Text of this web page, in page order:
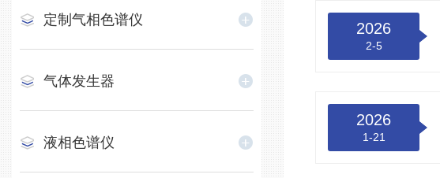
定制气相色谱仪
气体发生器
液相色谱仪
2026
2-5
2026
1-21